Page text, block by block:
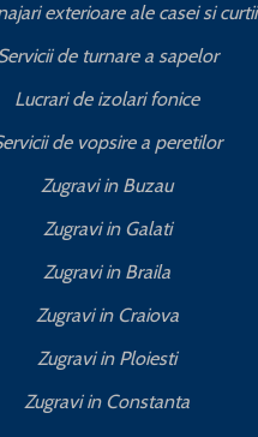
exterioare ale casei si curtii
de turnare a sapelor
Lucrari de izolari fonice
de vopsire a peretilor
Zugravi in Buzau
Zugravi in Galati
Zugravi in Braila
Zugravi in Craiova
Zugravi in Ploiesti
Zugravi in Constanta